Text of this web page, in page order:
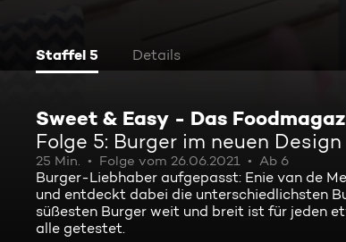
Staffel 5 Details
Sweet & Easy - Das
Folge 5: Burger im neuen Design
25 Min. Folge vom 26.06.2021 Ab 6
Burger-Liebhaber aufgepasst: Enie van de
und entdeckt dabei die unterschiedlichsten
süßesten Burger weit und breit ist für jeden
alle getestet.